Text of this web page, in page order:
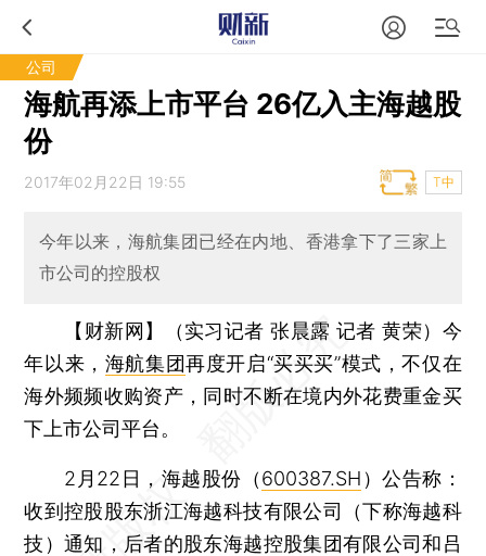
公司
海航再添上市平台 26亿入主海越股
份
2017年02月22日 19:55 T中
今年以来，海航集团已经在内地、香港拿下了三家上
市公司的控股权
【财新网】（实习记者 张晨露 记者 黄荣） 今
年以来， 海航集团再度开启“买买买”模式，不仅在
海外频频收购资产，同时不断在境内外花费重金买
下上市公司平台。
2月22日，海越股份（600387.SH ）公告称：
收到控股股东浙江海越科技有限公司（下称海越科
技）通知，后者的股东海越控股集团有限公司和吕